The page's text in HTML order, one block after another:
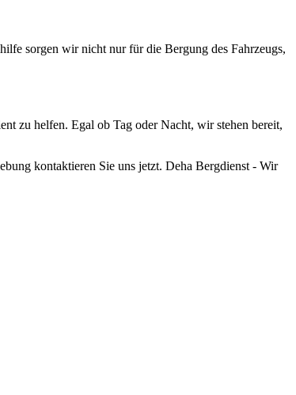
sorgen wir nicht nur für die Bergung des Fahrzeugs,
zu helfen. Egal ob Tag oder Nacht, wir stehen bereit,
kontaktieren Sie uns jetzt. Deha Bergdienst - Wir